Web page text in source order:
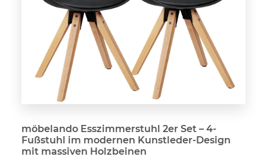
möbelando Esszimmerstuhl 2er Set – 4-
Fußstuhl im modernen Kunstleder-Design
mit massiven Holzbeinen